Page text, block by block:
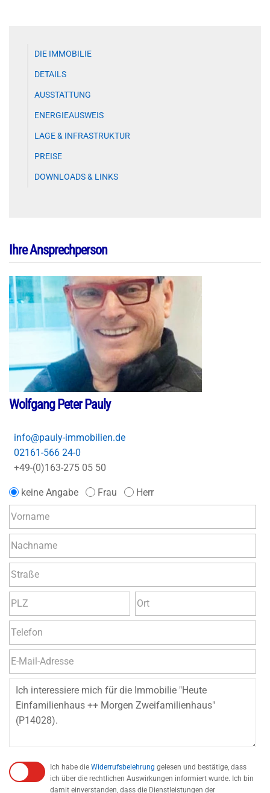
DIE IMMOBILIE
DETAILS
AUSSTATTUNG
ENERGIEAUSWEIS
LAGE & INFRASTRUKTUR
PREISE
DOWNLOADS & LINKS
Ihre Ansprechperson
Wolfgang Peter Pauly
info@pauly-immobilien.de
02161-566 24-0
+49-(0)163-275 05 50
keine Angabe Frau Herr
Ich habe die Widerrufsbelehrung gelesen und bestätige, dass
ich über die rechtlichen Auswirkungen informiert wurde. Ich bin
damit einverstanden, dass die Dienstleistungen der